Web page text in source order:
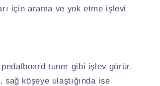
için arama ve yok etme işlevi
tuner gibi işlev görür.
köşeye ulaştığında ise